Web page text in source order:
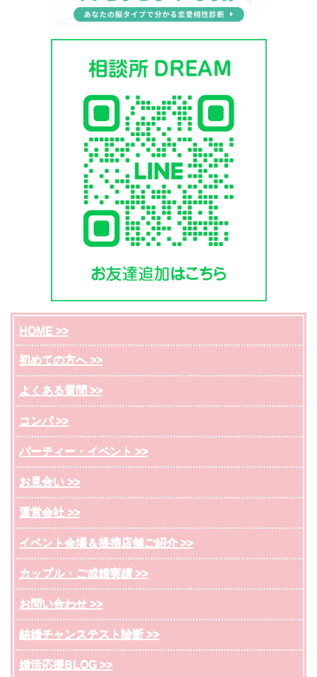
HOME >>
初めての方へ >>
よくある質問 >>
コンパ >>
パーティー・イベント >>
お見合い >>
運営会社 >>
イベント会場＆提携店舗ご紹介 >>
カップル・ご成婚実績 >>
お問い合わせ >>
結婚チャンステスト診断 >>
婚活応援BLOG >>